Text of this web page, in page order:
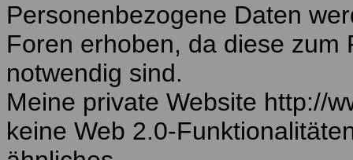
Personenbezogene Daten
Foren erhoben, da diese
notwendig sind.
Meine private Website http://
keine Web 2.0-